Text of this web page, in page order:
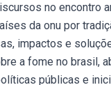
no encontro
da onu por
impactos e
a fome no brasil,
públicas e